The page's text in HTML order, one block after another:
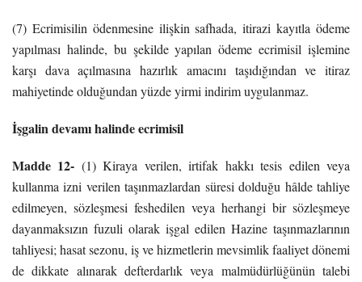
(7) Ecrimisilin ödenmesine ilişkin safhada, itirazi kayıtla ödeme
yapılması halinde, bu şekilde yapılan ödeme ecrimisil işlemine
karşı dava açılmasına hazırlık amacını taşıdığından ve itiraz
mahiyetinde olduğundan yüzde yirmi indirim uygulanmaz.
İşgalin devamı halinde ecrimisil
Madde 12- (1) Kiraya verilen, irtifak hakkı tesis edilen veya
kullanma izni verilen taşınmazlardan süresi dolduğu hâlde tahliye
edilmeyen, sözleşmesi feshedilen veya herhangi bir sözleşmeye
dayanmaksızın fuzuli olarak işgal edilen Hazine taşınmazlarının
tahliyesi; hasat sezonu, iş ve hizmetlerin mevsimlik faaliyet dönemi
de dikkate alınarak defterdarlık veya malmüdürlüğünün talebi